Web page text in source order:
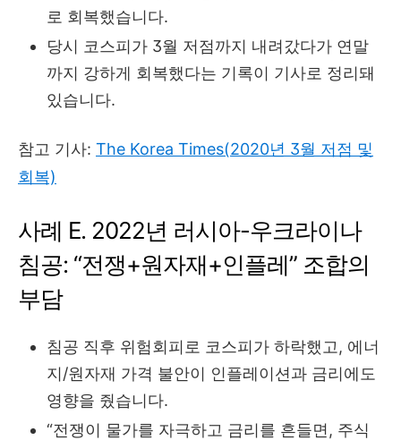
로 회복했습니다.
당시 코스피가 3월 저점까지 내려갔다가 연말
까지 강하게 회복했다는 기록이 기사로 정리돼
있습니다.
참고 기사: The Korea Times(2020년 3월 저점 및
회복)
사례 E. 2022년 러시아-우크라이나
침공: “전쟁+원자재+인플레” 조합의
부담
침공 직후 위험회피로 코스피가 하락했고, 에너
지/원자재 가격 불안이 인플레이션과 금리에도
영향을 줬습니다.
“전쟁이 물가를 자극하고 금리를 흔들면, 주식